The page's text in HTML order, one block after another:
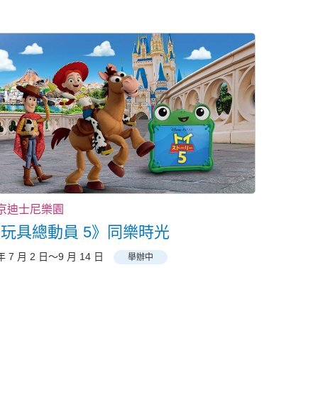
迪士尼樂園
具總動員 5》同樂時光
7 月 2 日～9 月 14 日 舉辦中